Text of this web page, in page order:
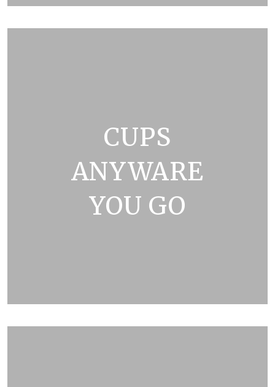
CUPS
ANYWARE
YOU GO